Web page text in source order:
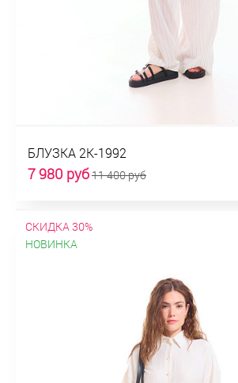
БЛУЗКА 2К-1992
7 980 руб11 400 руб
СКИДКА 30%
НОВИНКА